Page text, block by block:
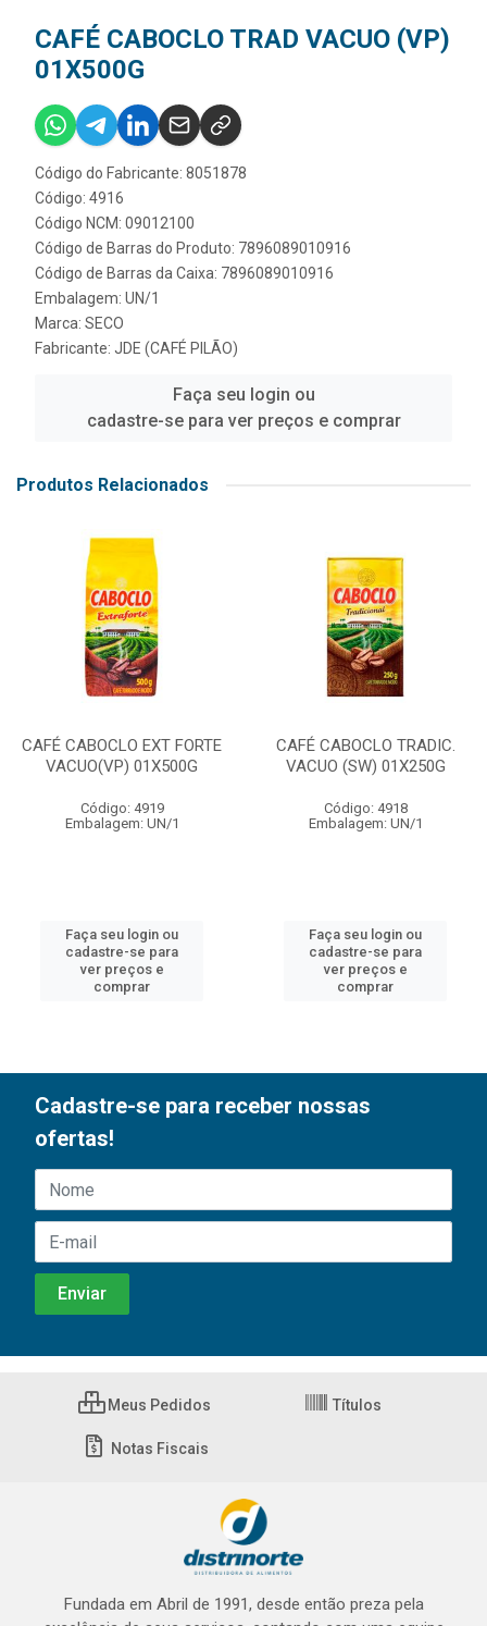
CAFÉ CABOCLO TRAD VACUO (VP)
01X500G
Código do Fabricante: 8051878
Código: 4916
Código NCM: 09012100
Código de Barras do Produto: 7896089010916
Código de Barras da Caixa: 7896089010916
Embalagem: UN/1
Marca: SECO
Fabricante: JDE (CAFÉ PILÃO)
Faça seu login ou
cadastre-se para ver preços e comprar
Produtos Relacionados
CAFÉ CABOCLO EXT FORTE
VACUO(VP) 01X500G
Código: 4919
Embalagem: UN/1
Faça seu login ou
cadastre-se para
ver preços e
comprar
CAFÉ CABOCLO TRADIC.
VACUO (SW) 01X250G
Código: 4918
Embalagem: UN/1
Faça seu login ou
cadastre-se para
ver preços e
comprar
Cadastre-se para receber nossas
ofertas!
Meus Pedidos Títulos
Notas Fiscais
Fundada em Abril de 1991, desde então preza pela